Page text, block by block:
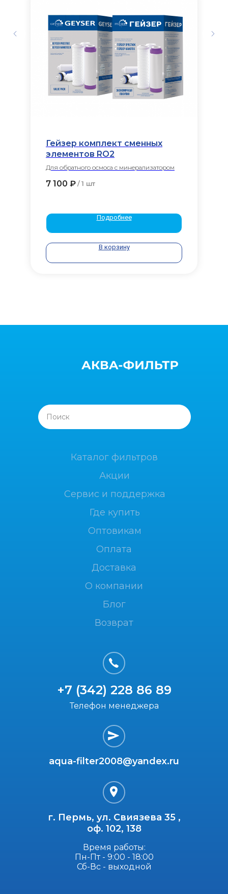
Гейзер комплект сменных
элементов RO2
Для обратного осмоса с минерализатором
7 100 ₽ / 1 шт
Подробнее
В корзину
Поиск
+7 (342) 228 86 89
aqua-filter2008@yandex.ru
г. Пермь, ул. Свиязева 35 ,
оф. 102, 138
Телефон менеджера
Время работы:
Пн-Пт - 9:00 - 18:00
Сб-Вс - выходной
Каталог фильтров
Оплата
Доставка
О компании
Блог
Возврат
Акции
Сервис и поддержка
Где купить
Оптовикам